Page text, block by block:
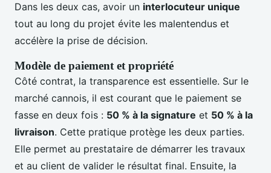
Dans les deux cas, avoir un interlocuteur unique
tout au long du projet évite les malentendus et
accélère la prise de décision.
Modèle de paiement et propriété
Côté contrat, la transparence est essentielle. Sur le
marché cannois, il est courant que le paiement se
fasse en deux fois : 50 % à la signature et 50 % à la
livraison. Cette pratique protège les deux parties.
Elle permet au prestataire de démarrer les travaux
et au client de valider le résultat final. Ensuite, la